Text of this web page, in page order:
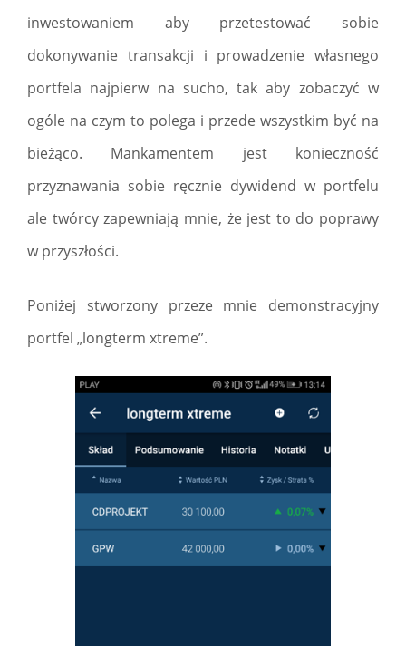
inwestowaniem aby przetestować sobie
dokonywanie transakcji i prowadzenie własnego
portfela najpierw na sucho, tak aby zobaczyć w
ogóle na czym to polega i przede wszystkim być na
bieżąco. Mankamentem jest konieczność
przyznawania sobie ręcznie dywidend w portfelu
ale twórcy zapewniają mnie, że jest to do poprawy
w przyszłości.
Poniżej stworzony przeze mnie demonstracyjny
portfel „longterm xtreme”.